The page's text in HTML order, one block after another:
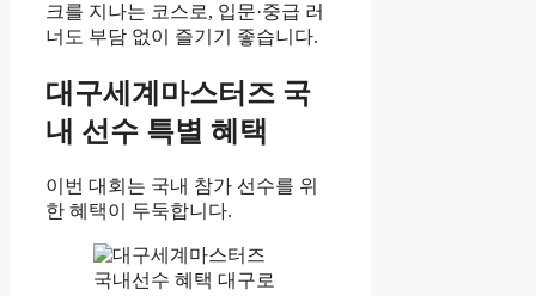
크를 지나는 코스로, 입문·중급 러
너도 부담 없이 즐기기 좋습니다.
대구세계마스터즈 국
내 선수 특별 혜택
이번 대회는 국내 참가 선수를 위
한 혜택이 두둑합니다.